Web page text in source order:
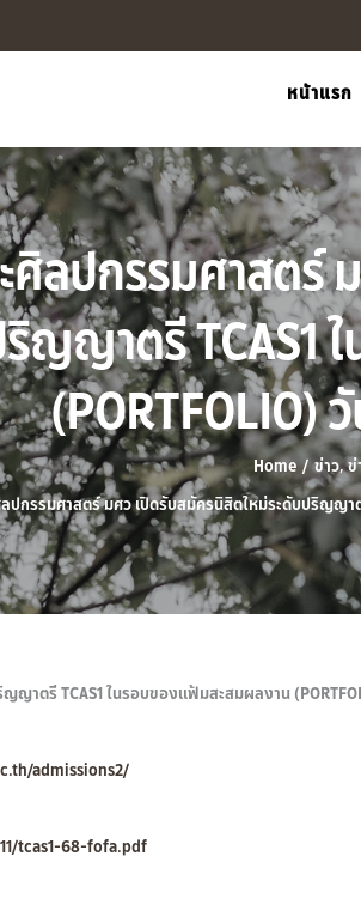
หน้าแรก
ลปกรรมศาสตร์
ญญาตรี TCAS1
(PORTFOLIO)
Home / ข่าว,ข่
ปกรรมศาสตร์ มศว เปิดรับสมัครนิสิตใหม่ระดับปริญญา
าตรี TCAS1 ในรอบของแฟ้มสะสมผลงาน
admissions2/
tcas1-68-fofa.pdf